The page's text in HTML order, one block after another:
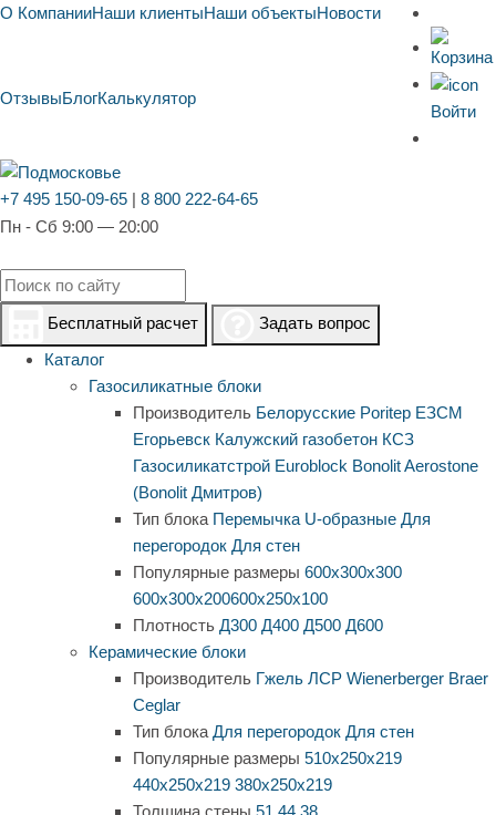
О КомпанииНаши клиентыНаши объектыНовости
ОтзывыБлогКалькулятор
Войти
+7 495 150-09-65 | 8 800 222-64-65
Пн - Сб 9:00 — 20:00
Бесплатный расчет
Задать вопрос
Каталог
Газосиликатные блоки
Производитель Белорусские Poritep ЕЗСМ
Егорьевск Калужский газобетон КСЗ
Газосиликатстрой Euroblock BonolitAerostone
(Bonolit Дмитров)
Тип блока Перемычка U-образные Для
перегородок Для стен
Популярные размеры 600х300х300
600х300х200600х250х100
Плотность Д300 Д400 Д500 Д600
Керамические блоки
Производитель Гжель ЛСР Wienerberger Braer
Ceglar
Тип блока Для перегородок Для стен
Популярные размеры 510х250х219
440х250х219 380х250х219
Толщина стены 51 44 38